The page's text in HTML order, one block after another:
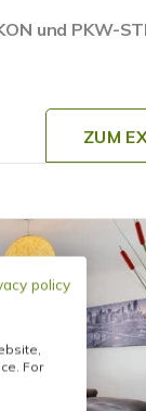
und PKW-
ZUM
policy
For